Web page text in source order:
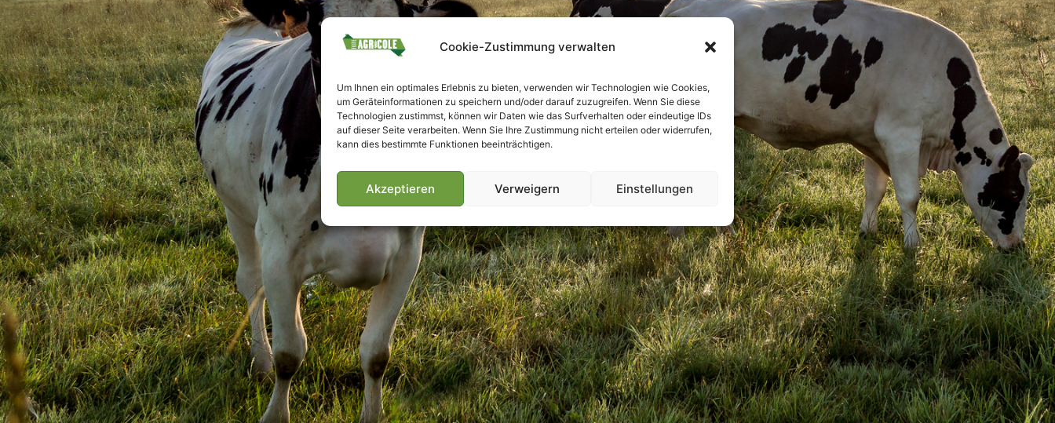
Cookie-Zustimmung verwalten
Um Ihnen ein optimales Erlebnis zu bieten, verwenden wir Technologien wie Cookies,
um Geräteinformationen zu speichern und/oder darauf zuzugreifen. Wenn Sie diese
Technologien zustimmst, können wir Daten wie das Surfverhalten oder eindeutige IDs
auf dieser Seite verarbeiten. Wenn Sie Ihre Zustimmung nicht erteilen oder widerrufen,
kann dies bestimmte Funktionen beeinträchtigen.
Akzeptieren Verweigern Einstellungen
Villmools Merci! Bis nächst Joer!